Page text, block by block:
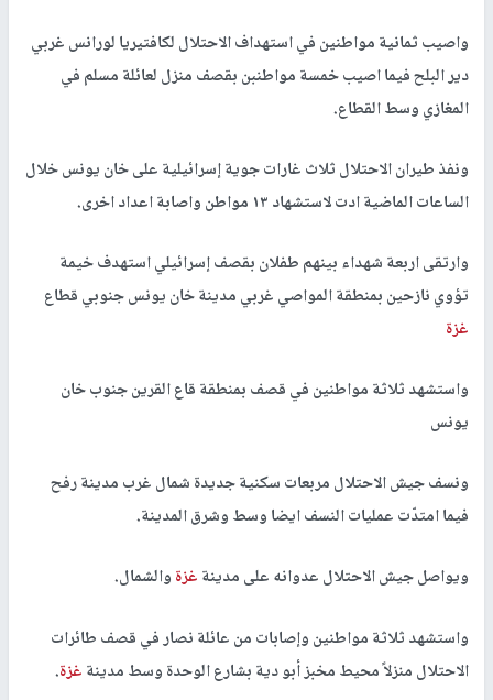
واصيب ثمانية مواطنين في استهداف الاحتلال لكافتيريا لورانس غربي
دير البلح فيما اصيب خمسة مواطنبن بقصف منزل لعائلة مسلم في
المغازي وسط القطاع.
ونفذ طيران الاحتلال ثلاث غارات جوية إسرائيلية على خان يونس خلال
الساعات الماضية ادت لاستشهاد ١٣ مواطن واصابة اعداد اخرى.
وارتقى اربعة شهداء بينهم طفلان بقصف إسرائيلي استهدف خيمة
تؤوي نازحين بمنطقة المواصي غربي مدينة خان يونس جنوبي قطاع
غزة
واستشهد ثلاثة مواطنين في قصف بمنطقة قاع القرين جنوب خان
يونس
ونسف جيش الاحتلال مربعات سكنية جديدة شمال غرب مدينة رفح
فيما امتدّت عمليات النسف ايضا وسط وشرق المدينة.
ويواصل جيش الاحتلال عدوانه على مدينةغزةوالشمال.
واستشهد ثلاثة مواطنين وإصابات من عائلة نصار في قصف طائرات
الاحتلال منزلاً محيط مخبز أبو دية بشارع الوحدة وسط مدينةغزة.